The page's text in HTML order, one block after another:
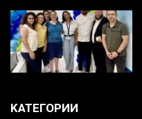
KАТЕГОРИИ